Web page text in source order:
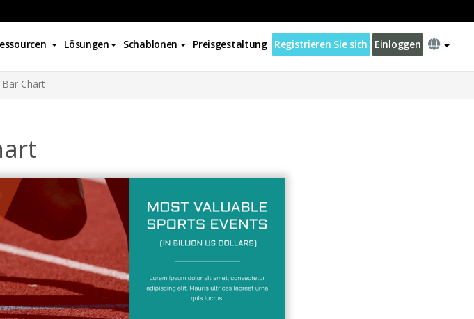
Lösungen Schablonen Preisgestaltung Registrieren Sie sich Einloggen
Chart